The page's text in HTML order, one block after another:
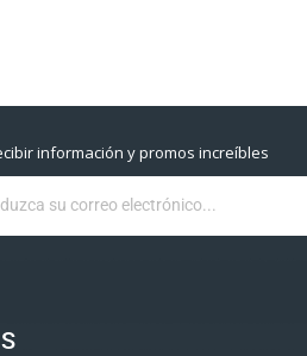
información y promos increíbles